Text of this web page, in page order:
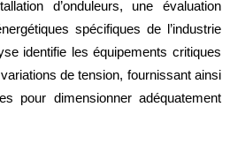
d’onduleurs, une évaluation
spécifiques de l’industrie
identifie les équipements critiques
de tension, fournissant ainsi
pour dimensionner adéquatement